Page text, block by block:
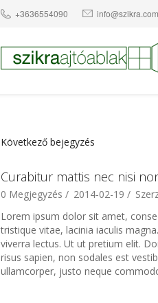
+3636554090 info@szikra.com
Következő bejegyzés
Curabitur mattis nec nisi
0 Megjegyzés / 2014-02-19 /
Lorem ipsum dolor sit amet,
tristique vitae, lacinia iaculis
viverra lectus. Ut ut pretium elit.
risus sapien, non sodales est
ullamcorper, justo neque